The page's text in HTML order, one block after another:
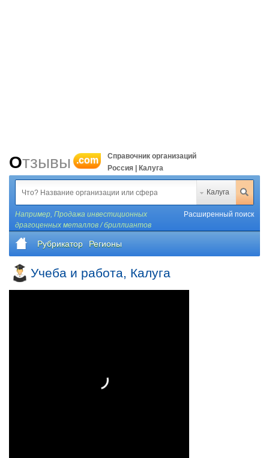
Отзывы .com
Справочник организаций
Россия | Калуга
Калуга
Например, Продажа инвестиционных
драгоценных металлов / бриллиантов
Расширенный поиск
Рубрикатор Регионы
Учеба и работа, Калуга